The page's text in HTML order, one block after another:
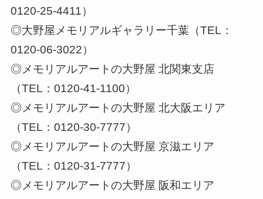
0120-25-4411）
◎大野屋メモリアルギャラリー千葉（TEL：
0120-06-3022）
◎メモリアルアートの大野屋 北関東支店
（TEL：0120-41-1100）
◎メモリアルアートの大野屋 北大阪エリア
（TEL：0120-30-7777）
◎メモリアルアートの大野屋 京滋エリア
（TEL：0120-31-7777）
◎メモリアルアートの大野屋 阪和エリア